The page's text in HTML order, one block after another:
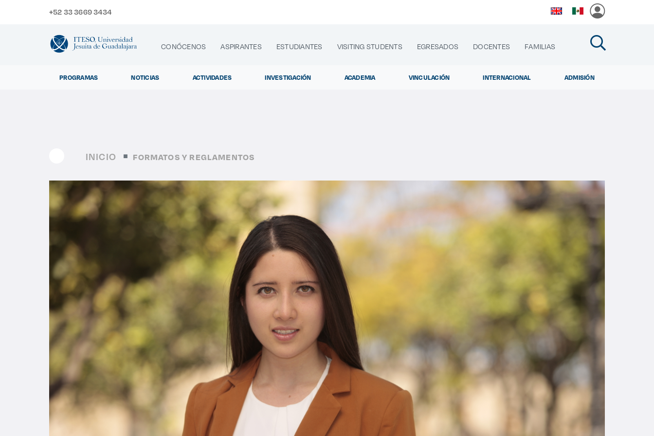
+52 33 3669 3434
CONÓCENOS ASPIRANTES ESTUDIANTES VISITING STUDENTS EGRESADOS DOCENTES FAMILIAS
PROGRAMAS NOTICIAS ACTIVIDADES INVESTIGACIÓN ACADEMIA VINCULACIÓN INTERNACIONAL ADMISIÓN
Diplomados y Cursos|
Enlaces de interés
Aspirantes
Becas
Graduaciones
CRUCE
Derecho
Lo más buscado
Carreras
Derecho
Prepa ITESO
Sustentabilidad
INICIO FORMATOS Y REGLAMENTOS